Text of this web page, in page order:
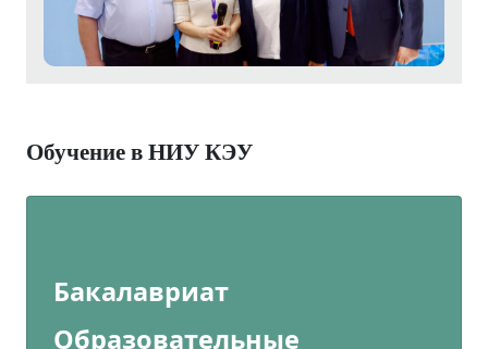
Обучение в НИУ КЭУ
Бакалавриат
Образовательные